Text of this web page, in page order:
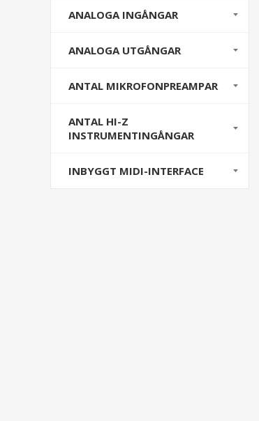
ANALOGA INGÅNGAR
ANALOGA UTGÅNGAR
ANTAL MIKROFONPREAMPAR
ANTAL HI-Z
INSTRUMENTINGÅNGAR
INBYGGT MIDI-INTERFACE